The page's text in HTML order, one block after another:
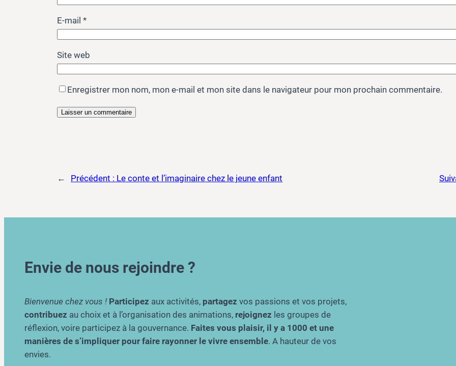
E-mail *
Site web
Enregistrer mon nom, mon e-mail et mon site dans le navigateur pour mon prochain commentaire.
← Précédent : Le conte et l’imaginaire chez le jeune enfant
Envie de nous rejoindre ?
Bienvenue chez vous ! Participez aux activités, partagez vos passions et vos projets,
contribuez au choix et à l’organisation des animations, rejoignez les groupes de
réflexion, voire participez à la gouvernance. Faites vous plaisir, il y a 1000 et une
manières de s’impliquer pour faire rayonner le vivre ensemble. A hauteur de vos
envies.